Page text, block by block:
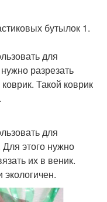
бутылок 1.
для
разрезать
Такой коврик
для
этого нужно
их в веник.
экологичен.